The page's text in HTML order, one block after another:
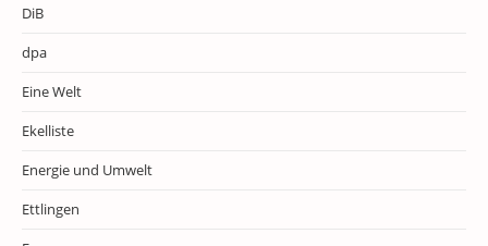
DiB
dpa
Eine Welt
Ekelliste
Energie und Umwelt
Ettlingen